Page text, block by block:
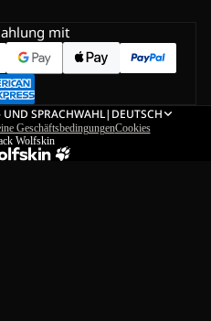
mit
SPRACHWAHL| DEUTSCH
GeschäftsbedingungenCookies
Wolfskin